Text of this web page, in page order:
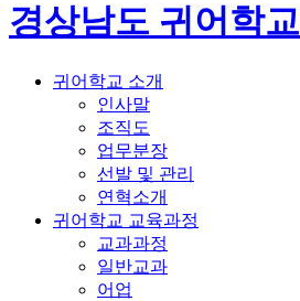
경상남도 귀어학교
귀어학교 소개
인사말
조직도
업무분장
선발 및 관리
연혁소개
귀어학교 교육과정
교과과정
일반교과
어업